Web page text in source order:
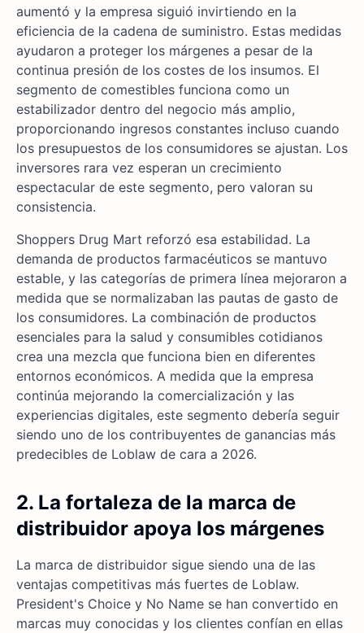
aumentó y la empresa siguió invirtiendo en la
eficiencia de la cadena de suministro. Estas medidas
ayudaron a proteger los márgenes a pesar de la
continua presión de los costes de los insumos. El
segmento de comestibles funciona como un
estabilizador dentro del negocio más amplio,
proporcionando ingresos constantes incluso cuando
los presupuestos de los consumidores se ajustan. Los
inversores rara vez esperan un crecimiento
espectacular de este segmento, pero valoran su
consistencia.
Shoppers Drug Mart reforzó esa estabilidad. La
demanda de productos farmacéuticos se mantuvo
estable, y las categorías de primera línea mejoraron a
medida que se normalizaban las pautas de gasto de
los consumidores. La combinación de productos
esenciales para la salud y consumibles cotidianos
crea una mezcla que funciona bien en diferentes
entornos económicos. A medida que la empresa
continúa mejorando la comercialización y las
experiencias digitales, este segmento debería seguir
siendo uno de los contribuyentes de ganancias más
predecibles de Loblaw de cara a 2026.
2. La fortaleza de la marca de
distribuidor apoya los márgenes
La marca de distribuidor sigue siendo una de las
ventajas competitivas más fuertes de Loblaw.
President's Choice y No Name se han convertido en
marcas muy conocidas y los clientes confían en ellas